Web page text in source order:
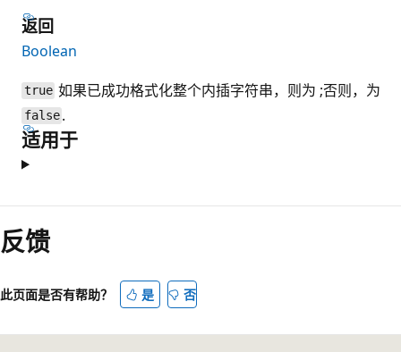
返回
Boolean
true 如果已成功格式化整个内插字符串，则为 ;否则，为
false .
适用于
阅
读
模
已
反馈
此页面是否有帮助？ 是 否